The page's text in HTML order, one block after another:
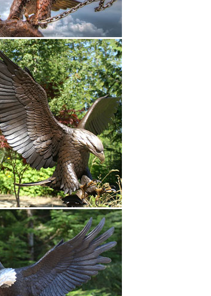
добро. Собака в китайской
полезные импульсы, а умный
грацию животного, выразить его
талисманом, символом
«Победа любой ценой»
Статуэтка «Пожарный»
Статуэтки символы
леска (Elite) ПВХ, мягкая хвоя